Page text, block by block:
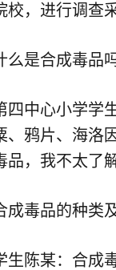
，进行调查采
是合成毒品吗
四中心小学学
、鸦片、海洛
，我不太了解
毒品的种类
生陈某：合成